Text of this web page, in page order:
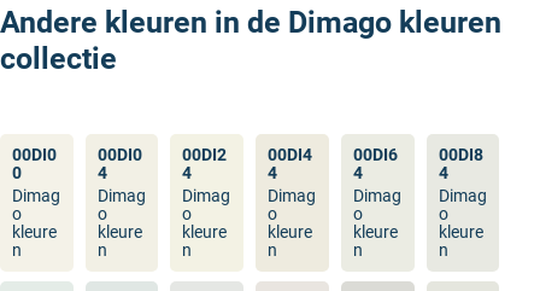
Andere kleuren in de Dimago kleuren
collectie
00DI0
0
Dimag
o
kleure
n
00DI0
4
Dimag
o
kleure
n
00DI2
4
Dimag
o
kleure
n
00DI4
4
Dimag
o
kleure
n
00DI6
4
Dimag
o
kleure
n
00DI8
4
Dimag
o
kleure
n